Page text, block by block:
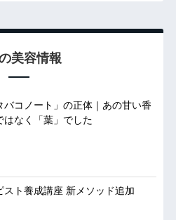
美容情報
バコノート」の正体｜あの甘い香
はなく「葉」でした
スト養成講座 新メソッド追加